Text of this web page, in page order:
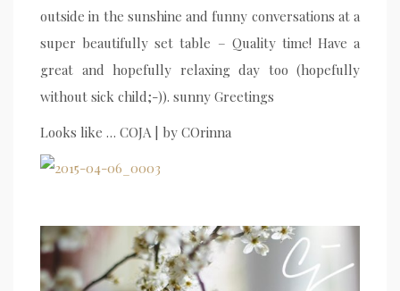
outside in the sunshine and funny conversations at a
super beautifully set table – Quality time! Have a
great and hopefully relaxing day too (hopefully
without sick child;-)). sunny Greetings
Looks like … COJA | by COrinna